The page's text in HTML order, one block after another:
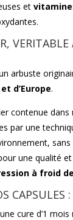
et
arbuste
d’Europe.
contenue
par une
une qualité
à froid
CAPSULES :
cure d’1